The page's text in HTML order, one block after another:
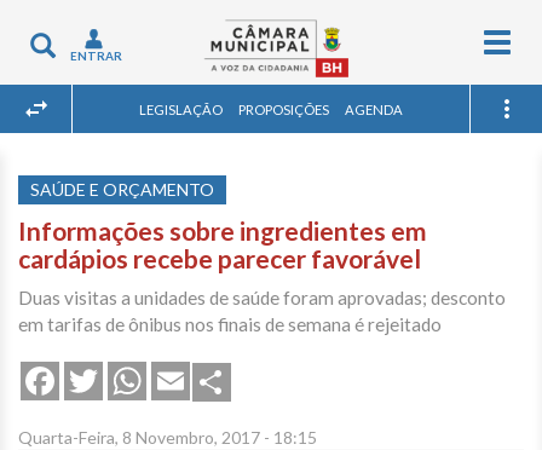
Toggle
navigation
ENTRAR
LEGISLAÇÃO PROPOSIÇÕES AGENDA
SAÚDE E ORÇAMENTO
Informações sobre ingredientes em
cardápios recebe parecer favorável
Duas visitas a unidades de saúde foram aprovadas; desconto
em tarifas de ônibus nos finais de semana é rejeitado
FacebookTwitterWhatsApp
Email
Quarta-Feira, 8 Novembro, 2017 - 18:15